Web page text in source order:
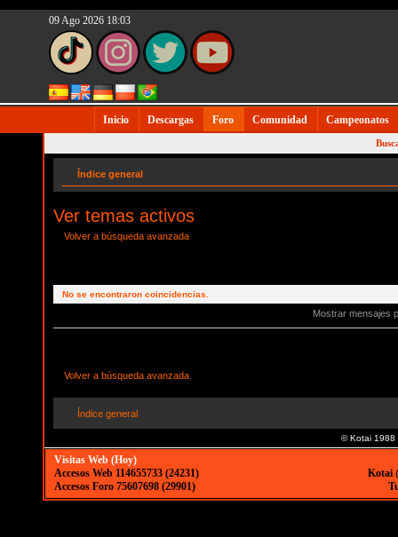
09 Ago 2026 18:03
Inicio Descargas Foro Comunidad Campeonatos
Índice general
Ver temas activos
Volver a búsqueda avanzada
No se encontraron coincidencias.
Mostrar mensajes
Volver a búsqueda avanzada
Índice general
© Kotai 1988
Visitas Web (Hoy)
Accesos Web 114655733 (24231)
Accesos Foro 75607698 (29901)
Kotai